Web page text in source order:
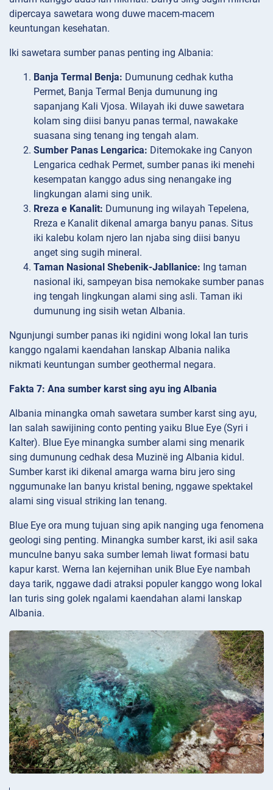
dipercaya sawetara wong duwe macem-macem
keuntungan kesehatan.
Iki sawetara sumber panas penting ing Albania:
Banja Termal Benja: Dumunung cedhak kutha
Permet, Banja Termal Benja dumunung ing
sapanjang Kali Vjosa. Wilayah iki duwe sawetara
kolam sing diisi banyu panas termal, nawakake
suasana sing tenang ing tengah alam.
Sumber Panas Lengarica: Ditemokake ing Canyon
Lengarica cedhak Permet, sumber panas iki menehi
kesempatan kanggo adus sing nenangake ing
lingkungan alami sing unik.
Rreza e Kanalit: Dumunung ing wilayah Tepelena,
Rreza e Kanalit dikenal amarga banyu panas. Situs
iki kalebu kolam njero lan njaba sing diisi banyu
anget sing sugih mineral.
Taman Nasional Shebenik-Jabllanice: Ing taman
nasional iki, sampeyan bisa nemokake sumber panas
ing tengah lingkungan alami sing asli. Taman iki
dumunung ing sisih wetan Albania.
Ngunjungi sumber panas iki ngidini wong lokal lan turis
kanggo ngalami kaendahan lanskap Albania nalika
nikmati keuntungan sumber geothermal negara.
Fakta 7: Ana sumber karst sing ayu ing Albania
Albania minangka omah sawetara sumber karst sing ayu,
lan salah sawijining conto penting yaiku Blue Eye (Syri i
Kalter). Blue Eye minangka sumber alami sing menarik
sing dumunung cedhak desa Muzinë ing Albania kidul.
Sumber karst iki dikenal amarga warna biru jero sing
nggumunake lan banyu kristal bening, nggawe spektakel
alami sing visual striking lan tenang.
Blue Eye ora mung tujuan sing apik nanging uga fenomena
geologi sing penting. Minangka sumber karst, iki asil saka
munculne banyu saka sumber lemah liwat formasi batu
kapur karst. Werna lan kejernihan unik Blue Eye nambah
daya tarik, nggawe dadi atraksi populer kanggo wong lokal
lan turis sing golek ngalami kaendahan alami lanskap
Albania.